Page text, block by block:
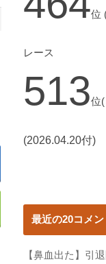
位
レース
513位
(2026.04.20付)
最近の20コメン
【鼻血出た】引